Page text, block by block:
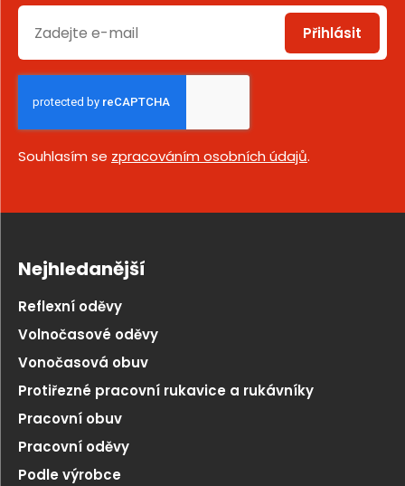
Přihlásit
Souhlasím se zpracováním osobních údajů.
Nejhledanější
Reflexní oděvy
Volnočasové oděvy
Vonočasová obuv
Protiřezné pracovní rukavice a rukávníky
Pracovní obuv
Pracovní oděvy
Podle výrobce